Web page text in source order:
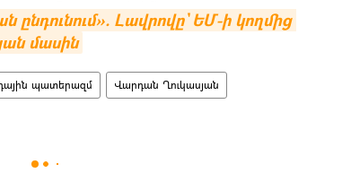
ընդունում». Լավրովը` ԵՄ-ի կողմից
մասին
պատերազմ Վարդան Ղուկասյան